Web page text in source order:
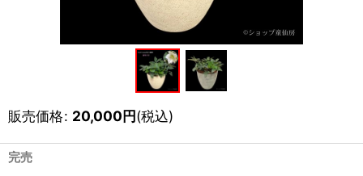
販売価格: 20,000円(税込)
完売